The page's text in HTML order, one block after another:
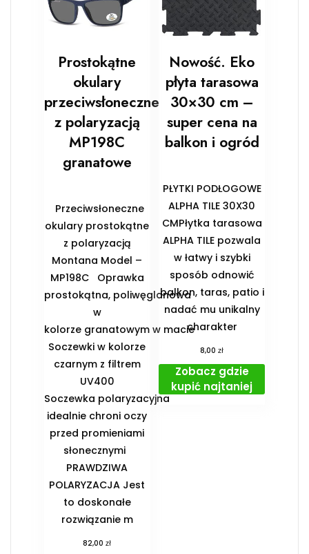
Prostokątne
okulary
przeciwsłoneczne
z polaryzacją
MP198C
granatowe
Przeciwsłoneczne
okulary prostokątne
z polaryzacją
Montana Model –
MP198C Oprawka
prostokątna, poliwęglanowa
w
kolorze granatowym w macie
Soczewki w kolorze
czarnym z filtrem
UV400
Soczewka polaryzacyjna
idealnie chroni oczy
przed promieniami
słonecznymi
PRAWDZIWA
POLARYZACJA Jest
to doskonałe
rozwiązanie m
82,00zł
Nowość. Eko
płyta tarasowa
30×30 cm –
super cena na
balkon i ogród
PŁYTKI PODŁOGOWE
ALPHA TILE 30X30
CMPłytka tarasowa
ALPHA TILE pozwala
w łatwy i szybki
sposób odnowić
balkon, taras, patio i
nadać mu unikalny
charakter
8,00zł
Zobacz gdzie
kupić najtaniej